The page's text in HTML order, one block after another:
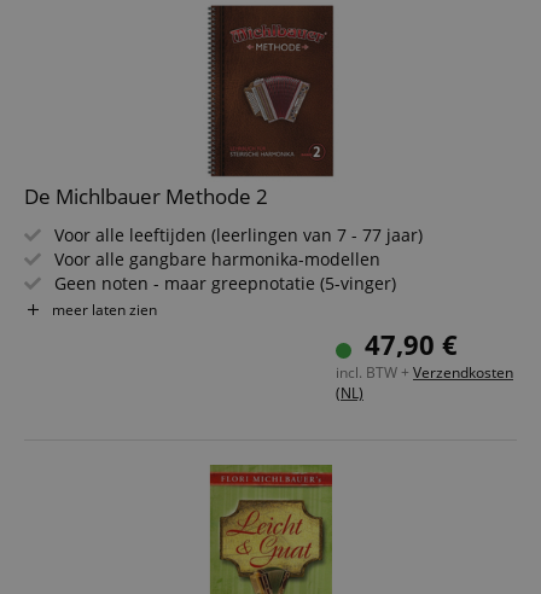
De Michlbauer Methode 2
Voor alle leeftijden (leerlingen van 7 - 77 jaar)
Voor alle gangbare harmonika-modellen
Geen noten - maar greepnotatie (5-vinger)
Methodische opbouw (stap-voor-stap instructies)
Grootste keuze aan speelstukken (van heel makkelijk tot
meer laten zien
47,90 €
incl. BTW + Verzendkosten
(NL)